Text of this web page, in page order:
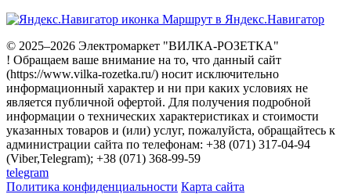
Маршрут в Яндекс.Навигатор
© 2025–2026 Электромаркет "ВИЛКА-РОЗЕТКА"
! Обращаем ваше внимание на то, что данный сайт
(https://www.vilka-rozetka.ru/) носит исключительно
информационный характер и ни при каких условиях не
является публичной офертой. Для получения подробной
информации о технических характеристиках и стоимости
указанных товаров и (или) услуг, пожалуйста, обращайтесь к
администрации сайта по телефонам: +38 (071) 317-04-94
(Viber,Telegram); +38 (071) 368-99-59
telegram
Политика конфиденциальности Карта сайта